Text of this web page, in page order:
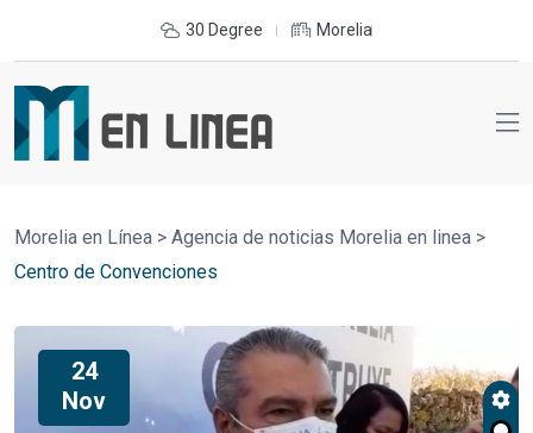
30 Degree Morelia
Morelia en Línea > Agencia de noticias Morelia en linea >
Centro de Convenciones
24
Nov